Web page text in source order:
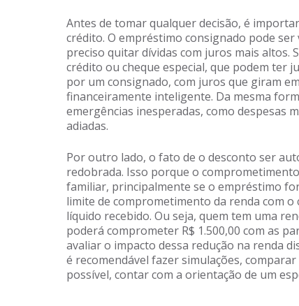
Antes de tomar qualquer decisão, é
crédito. O empréstimo consignado pode
preciso quitar dívidas com juros mais altos.
crédito ou cheque especial, que podem ter
por um consignado, com juros que giram
financeiramente inteligente. Da mesma
emergências inesperadas, como despesas
adiadas.
Por outro lado, o fato de o desconto ser
redobrada. Isso porque o
familiar, principalmente se o empréstimo
limite de comprometimento da renda com
líquido recebido. Ou seja, quem tem uma
poderá comprometer R$ 1.500,00 com as
avaliar o impacto dessa redução na renda
é recomendável fazer simulações,
possível, contar com a orientação de um